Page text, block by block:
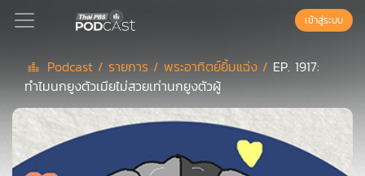
Podcast
ย์
เข้าสู่ระบบ
Podcast / รายการ /พระอาทิตย์ยิ้มแฉ่ง / EP. 1917:
ทำไมนกยูงตัวเมียไม่สวยเท่านกยูงตัวผู้